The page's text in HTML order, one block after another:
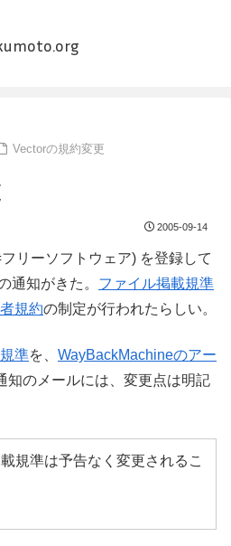
Vectorの規約変更
2005-09-14
リーソフトウェア) を登録して
通知がきた。 ファイル掲載規準
規約の制定が行われたらしい。
準を、 WayBackMachineのアー
知のメールには、変更点は明記
規準は予告なく変更されるこ